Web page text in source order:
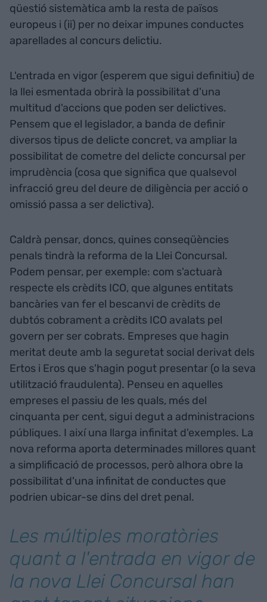
qüestió sistemàtica amb la resta de països
europeus i (ii) per no deixar impunes conductes
aparellades al concurs delictiu.
L'entrada en vigor (esperem que sigui definitiu) de
la llei esmentada obrirà la possibilitat d'una
multitud d'accions que poden ser delictives.
Pensem que el legislador, a banda de definir
diversos tipus de delicte concret, va ampliar la
possibilitat de cometre del delicte concursal per
imprudència (cosa que significa que qualsevol
infracció greu del deure de diligència per acció o
omissió passa a ser delictiva).
Caldrà pensar, doncs, quines conseqüències
penals tindrà la reforma de la Llei Concursal.
Podem pensar, per exemple: com s'actuarà
respecte els crèdits ICO, que algunes entitats
bancàries van fer el bescanvi de crèdits de
dubtós cobrament a crèdits ICO avalats pel
govern per ser cobrats. Empreses que hagin
meritat deute amb la seguretat social derivat dels
Ertos i Eros que s'hagin pogut presentar (o la seva
utilització fraudulenta). Penseu en aquelles
empreses el passiu de les quals, més del
cinquanta per cent, sigui degut a administracions
públiques. I així una llarga infinitat d'exemples. La
nova reforma aporta determinades millores quant
a simplificació de processos, però alhora obre la
possibilitat d'una infinitat de conductes que
podrien ubicar-se dins del dret penal.
Les múltiples moratòries
quant a l'entrada en vigor de
la nova Llei Concursal han